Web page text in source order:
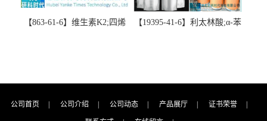
【863-61-6】维生素K2;四烯
方验证 -业务咨询联系-王菲
【19395-41-6】利太林酸;α-苯
持三方验证；支持定制；检
公司首页 公司介绍 公司动态 产品展厅 证书荣誉